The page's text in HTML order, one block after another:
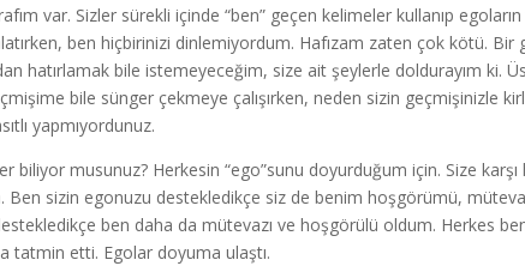
var. Sizler sürekli içinde “ben” geçen kelimeler kullanıp egoların
ben hiçbirinizi dinlemiyordum. Hafızam zaten çok kötü. Bir
hatırlamak bile istemeyeceğim, size ait şeylerle doldurayım ki.
bile sünger çekmeye çalışırken, neden sizin geçmişinizle
yapmıyordunuz.
biliyor musunuz? Herkesin “ego”sunu doyurduğum için. Size
sizin egonuzu destekledikçe siz de benim hoşgörümü,
ben daha da mütevazı ve hoşgörülü oldum. Herkes
tatmin etti. Egolar doyuma ulaştı.